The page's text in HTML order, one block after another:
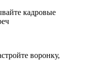
кадровые
воронку,